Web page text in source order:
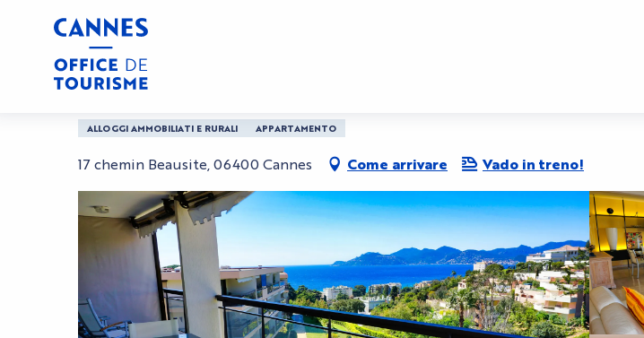
principal
Casa Beausite
Beausite
ALLOGGI AMMOBILIATI E RURALI APPARTAMENTO
17 chemin Beausite, 06400 Cannes Come arrivare Vado in treno!